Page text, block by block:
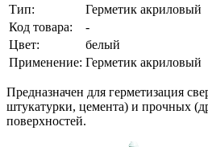
Тип:
Герметик акриловый
Код товара:
-
Цвет:
белый
Применение: Герметик акриловый
Предназначен для герметизация
штукатурки, цемента) и прочных
поверхностей.